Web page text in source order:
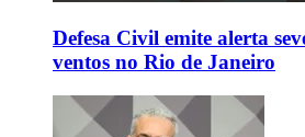
Defesa Civil emite alerta
ventos no Rio de Janeiro